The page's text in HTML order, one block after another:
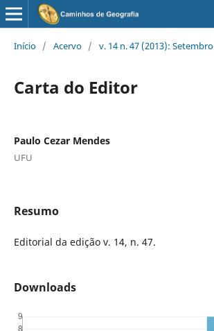
Início / Acervo / v. 14 n. 47 (2013): Setembro
Carta do Editor
Paulo Cezar Mendes
UFU
Resumo
Editorial da edição v. 14, n. 47.
Downloads